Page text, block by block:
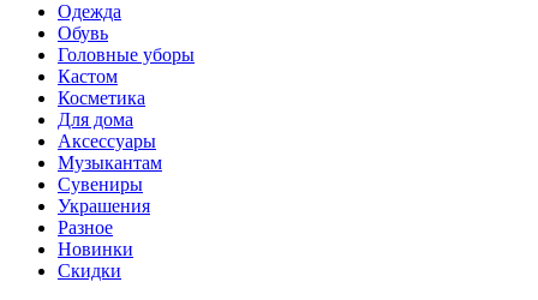
Одежда
Обувь
Головные уборы
Кастом
Косметика
Для дома
Аксессуары
Музыкантам
Сувениры
Украшения
Разное
Новинки
Скидки